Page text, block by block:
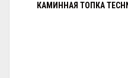
КАМИННАЯ ТОПКА